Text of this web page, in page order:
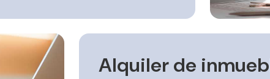
Alquiler de